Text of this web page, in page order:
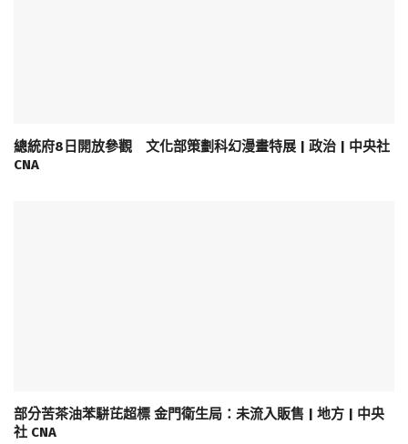
總統府8日開放參觀 文化部策劃科幻漫畫特展 | 政治 | 中央社
CNA
部分苦茶油苯駢芘超標 金門衛生局：未流入販售 | 地方 | 中央
社 CNA